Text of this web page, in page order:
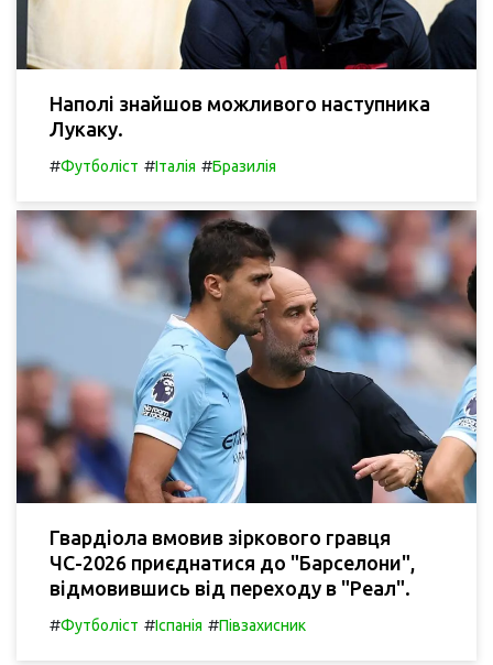
Наполі знайшов можливого наступника
Лукаку.
#Футболіст #Італія #Бразилія
Гвардіола вмовив зіркового гравця
ЧС-2026 приєднатися до "Барселони",
відмовившись від переходу в "Реал".
#Футболіст #Іспанія #Півзахисник